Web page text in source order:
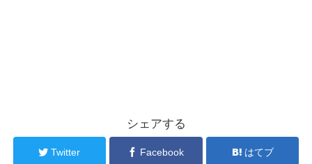
シェアする
Twitter Facebook はてブ